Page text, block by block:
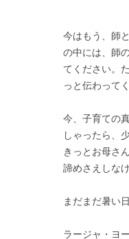
今はもう、師
の中には、師
てください。
っと伝わって
今、子育ての
しゃったら、
きっとお母さ
諦めさえしな
まだまだ暑い
ラージャ・ヨ